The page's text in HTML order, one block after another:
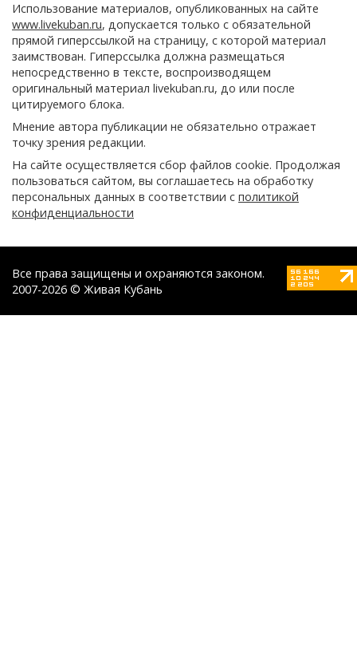
Использование материалов, опубликованных на сайте
www.livekuban.ru, допускается только с обязательной
прямой гиперссылкой на страницу, с которой материал
заимствован. Гиперссылка должна размещаться
непосредственно в тексте, воспроизводящем
оригинальный материал livekuban.ru, до или после
цитируемого блока.
Мнение автора публикации не обязательно отражает
точку зрения редакции.
На сайте осуществляется сбор файлов cookie. Продолжая
пользоваться сайтом, вы соглашаетесь на обработку
персональных данных в соответствии с политикой
конфиденциальности
Все права защищены и охраняются законом.
2007-2026 © Живая Кубань